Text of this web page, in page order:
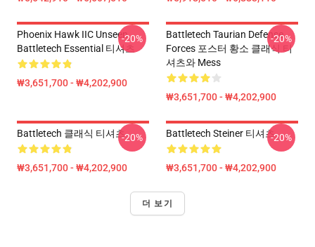
Phoenix Hawk IIC Unseen
Battletech Essential 티셔츠
₩3,651,700 - ₩4,202,900
-20%
Battletech Taurian Defense
Forces 포스터 황소 클래식 티
셔츠와 Mess
₩3,651,700 - ₩4,202,900
-20%
Battletech 클래식 티셔츠
₩3,651,700 - ₩4,202,900
-20% Battletech Steiner 티셔츠
₩3,651,700 - ₩4,202,900
-20%
더 보기